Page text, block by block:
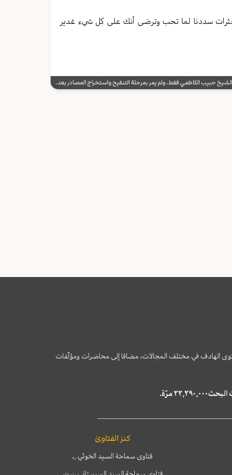
سددنا لما تحب وترضی أنك علی کل شيء غدیر
حبيب الكاظمي فقط، ولم يمر بمرحلة التنقيح واستخراج المصادر بعد.
الهادف في مختلف المجالات، مضافا إلى محاضرات ومؤلّفات
كنز الفتاوىٰ
فتاوى سماحة السيد الخوئي ره